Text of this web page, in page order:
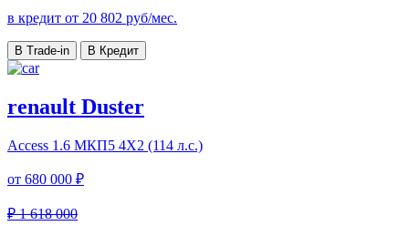
в кредит от 20 802 руб/мес.
В Trade-in В Кредит
renault Duster
Access 1.6 МКП5 4Х2 (114 л.с.)
от 680 000 ₽
₽ 1 618 000